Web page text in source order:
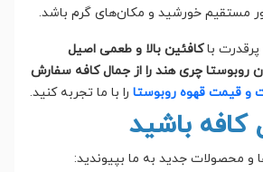
مستقیم خورشید و مکان‌های گرم باشد.
پرقدرت باکافئین بالا و طعمی اصیل
روبوستا چری هند را از جمال کافه سفارش
و قیمت قهوه روبوستا را با ما تجربه کنید.
کافه باشید
و محصولات جدید به ما بپیوندید: